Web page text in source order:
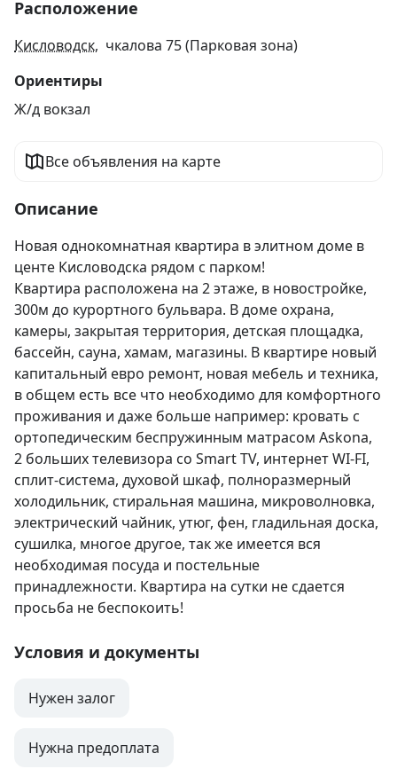
Расположение
Кисловодск, чкалова 75 (Парковая зона)
Ориентиры
Ж/д вокзал
Все объявления на карте
Описание
Новая однокомнатная квартира в элитном доме в
центе Кисловодска рядом с парком!
Квартира расположена на 2 этаже, в новостройке,
300м до курортного бульвара. В доме охрана,
камеры, закрытая территория, детская площадка,
бассейн, сауна, хамам, магазины. В квартире новый
капитальный евро ремонт, новая мебель и техника,
в общем есть все что необходимо для комфортного
проживания и даже больше например: кровать с
ортопедическим беспружинным матрасом Askona,
2 больших телевизора со Smart TV, интернет WI-FI,
сплит-система, духовой шкаф, полноразмерный
холодильник, стиральная машина, микроволновка,
электрический чайник, утюг, фен, гладильная доска,
сушилка, многое другое, так же имеется вся
необходимая посуда и постельные
принадлежности. Квартира на сутки не сдается
просьба не беспокоить!
Условия и документы
Нужен залог
Нужна предоплата